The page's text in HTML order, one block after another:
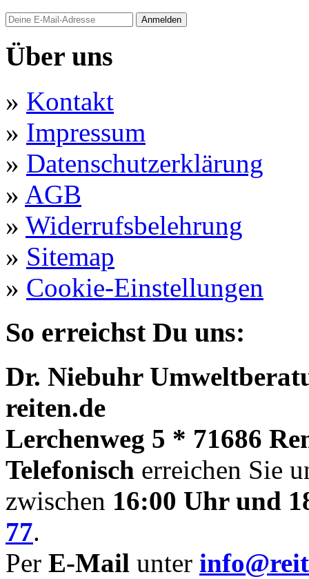
Anmelden
Über uns
» Kontakt
» Impressum
» Datenschutzerklärung
» AGB
» Widerrufsbelehrung
» Sitemap
» Cookie-Einstellungen
So erreichst Du uns:
Dr. Niebuhr
reiten.de
Lerchenweg 5 * 71686
Telefonisch erreichen Sie
zwischen 16:00 Uhr und
77.
Per E-Mail unter